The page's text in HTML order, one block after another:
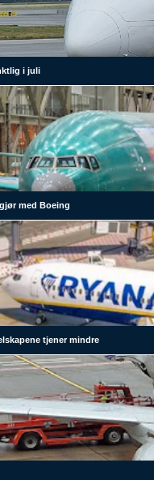
i juli
med Boeing
tjener mindre